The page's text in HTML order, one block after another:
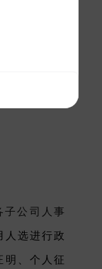
公司人事
选进行政
、个人征